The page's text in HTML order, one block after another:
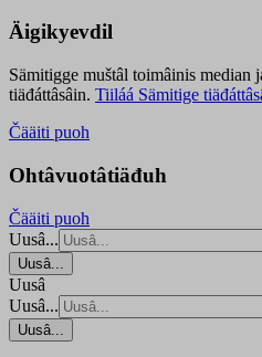
Äigikyevdil
Sämitigge muštâl toimâinis median
tiäđáttâsâin. Tiiláá Sämitige
Čääiti puoh
Ohtâvuotâtiäđuh
Čääiti puoh
Uusâ...
Uusâ...
Uusâ
Uusâ...
Uusâ...